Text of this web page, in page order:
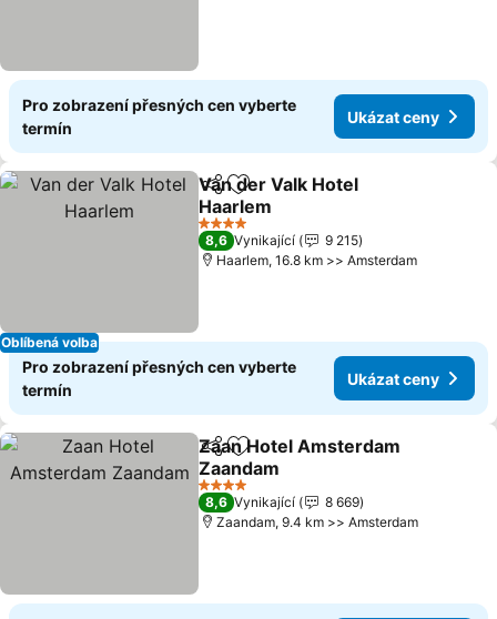
Pro zobrazení přesných cen vyberte
termín
Ukázat ceny
Oblíbená volba
SdíletPřidat na seznam oblíbených
Van der Valk Hotel
Haarlem
4 Počet hvězdiček
8,6 Vynikající
9 215
Haarlem, 16.8 km >> Amsterdam
Pro zobrazení přesných cen vyberte
termín
Ukázat ceny
SdíletPřidat na seznam oblíbených
Zaan Hotel Amsterdam
Zaandam
4 Počet hvězdiček
8,6 Vynikající
8 669
Zaandam, 9.4 km >> Amsterdam